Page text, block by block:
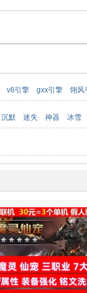
v8引擎 gxx引擎 翎风
沉默 迷失 神器 冰雪